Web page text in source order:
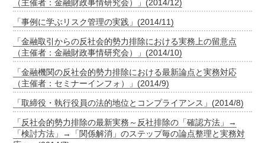
（主催者：金融財政事情研究会）」(2014/12)
「事例に学ぶリスク管理の実践」(2014/11)
「金融取引からの反社会的勢力排除における実務上の留意点
（主催者：金融財政事情研究会）」(2014/10)
「金融機関の反社会的勢力排除における最新論点と実務対応
（主催者：セミナーインフォ）」(2014/9)
「取締役・執行役員の法的地位とコンプライアンス」(2014/8)
「反社会的勢力排除の最新実務～反社排除の「確認方法」→
「検討方法」→「関係解消」のステップ毎の論点整理と実務対